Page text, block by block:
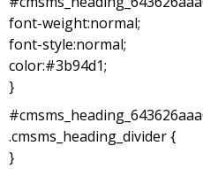
font-weight:normal;
font-style:normal;
color:#3b94d1;
}
.cmsms_heading_divider {
}